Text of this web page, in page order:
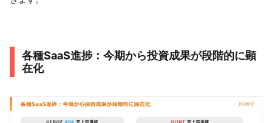
各種SaaS進捗：今期から投資成果が段階的に顕
在化